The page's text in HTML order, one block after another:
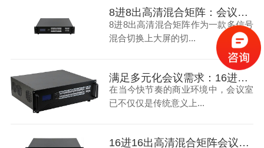
8进8出高清混合矩阵：会议室信号处理的优化解决方案
8进8出高清混合矩阵作为一款多信号
混合切换上大屏的切...
满足多元化会议需求：16进16出高清混合矩阵的实战应用解析
在当今快节奏的商业环境中，会议室
已不仅仅是传统意义上...
16进16出高清混合矩阵会议室音视频传输与切换的全面解决方案